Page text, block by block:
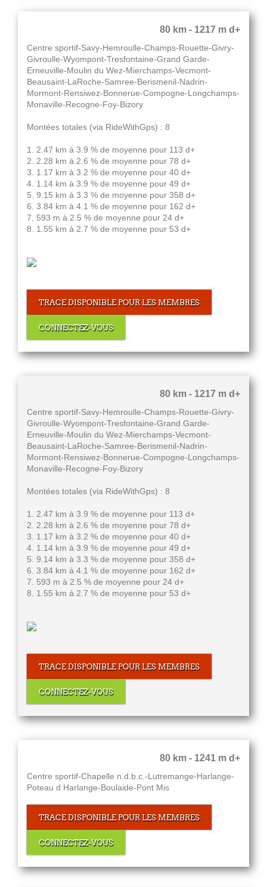
80 km - 1217 m d+
Centre sportif-Savy-Hemroulle-Champs-Rouette-Givry-
Givroulle-Wyompont-Tresfontaine-Grand Garde-
Erneuville-Moulin du Wez-Mierchamps-Vecmont-
Beausaint-LaRoche-Samree-Berismenil-Nadrin-
Mormont-Rensiwez-Bonnerue-Compogne-Longchamps-
Monaville-Recogne-Foy-Bizory
Montées totales (via RideWithGps) : 8
1. 2.47 km à 3.9 % de moyenne pour 113 d+
2. 2.28 km à 2.6 % de moyenne pour 78 d+
3. 1.17 km à 3.2 % de moyenne pour 40 d+
4. 1.14 km à 3.9 % de moyenne pour 49 d+
5. 9.15 km à 3.3 % de moyenne pour 358 d+
6. 3.84 km à 4.1 % de moyenne pour 162 d+
7. 593 m à 2.5 % de moyenne pour 24 d+
8. 1.55 km à 2.7 % de moyenne pour 53 d+
TRACE DISPONIBLE POUR LES MEMBRES
CONNECTEZ-VOUS
80 km - 1217 m d+
Centre sportif-Savy-Hemroulle-Champs-Rouette-Givry-
Givroulle-Wyompont-Tresfontaine-Grand Garde-
Erneuville-Moulin du Wez-Mierchamps-Vecmont-
Beausaint-LaRoche-Samree-Berismenil-Nadrin-
Mormont-Rensiwez-Bonnerue-Compogne-Longchamps-
Monaville-Recogne-Foy-Bizory
Montées totales (via RideWithGps) : 8
1. 2.47 km à 3.9 % de moyenne pour 113 d+
2. 2.28 km à 2.6 % de moyenne pour 78 d+
3. 1.17 km à 3.2 % de moyenne pour 40 d+
4. 1.14 km à 3.9 % de moyenne pour 49 d+
5. 9.14 km à 3.3 % de moyenne pour 358 d+
6. 3.84 km à 4.1 % de moyenne pour 162 d+
7. 593 m à 2.5 % de moyenne pour 24 d+
8. 1.55 km à 2.7 % de moyenne pour 53 d+
TRACE DISPONIBLE POUR LES MEMBRES
CONNECTEZ-VOUS
80 km - 1241 m d+
Centre sportif-Chapelle n.d.b.c.-Lutremange-Harlange-
Poteau d Harlange-Boulaide-Pont Mis
TRACE DISPONIBLE POUR LES MEMBRES
CONNECTEZ-VOUS